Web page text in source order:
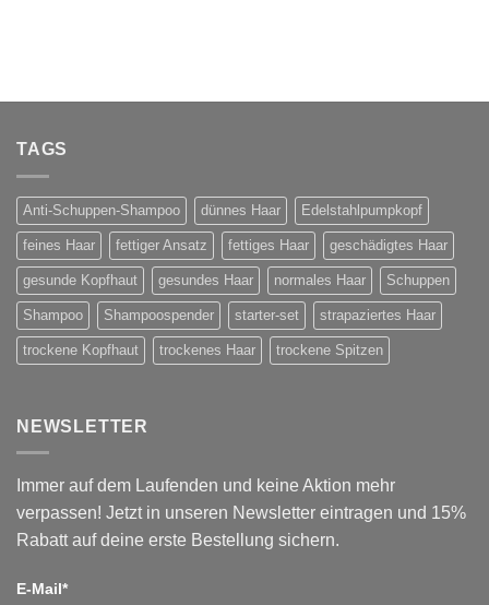
TAGS
Anti-Schuppen-Shampoo dünnes Haar Edelstahlpumpkopf
feines Haar fettiger Ansatz fettiges Haar geschädigtes Haar
gesunde Kopfhaut gesundes Haar normales Haar Schuppen
Shampoo Shampoospender starter-set strapaziertes Haar
trockene Kopfhaut trockenes Haar trockene Spitzen
NEWSLETTER
Immer auf dem Laufenden und keine Aktion mehr
verpassen! Jetzt in unseren Newsletter eintragen und 15%
Rabatt auf deine erste Bestellung sichern.
E-Mail*